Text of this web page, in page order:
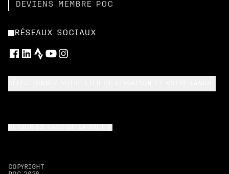
DEVIENS MEMBRE POC
RÉSEAUX SOCIAUX
COPYRIGHT